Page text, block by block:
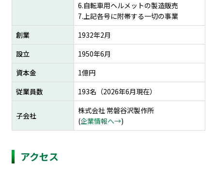
自転車用ヘルメットの製造販売
上記各号に附帯する一切の事業
創業
1932年2月
設立
1950年6月
資本金
1億円
従業員数
193名（2026年6⽉現在）
子会社
株式会社 常磐谷沢製作所
(企業情報へ→)
アクセス